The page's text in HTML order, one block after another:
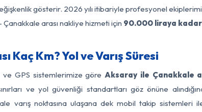
gösterir. 2026 yılı itibariyle profesyonel
arası nakliye hizmeti için 90.000 liraya
Kaç Km? Yol ve Varış Süresi
GPS sistemlerimize göre Aksaray ile Çanakkale
ve yol güvenliği standartları göz önüne
varış noktasına ulaşana dek mobil takip sistemleri